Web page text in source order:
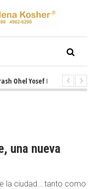
Yosef Moshe
1 months
una nueva
la ciudad….tanto como